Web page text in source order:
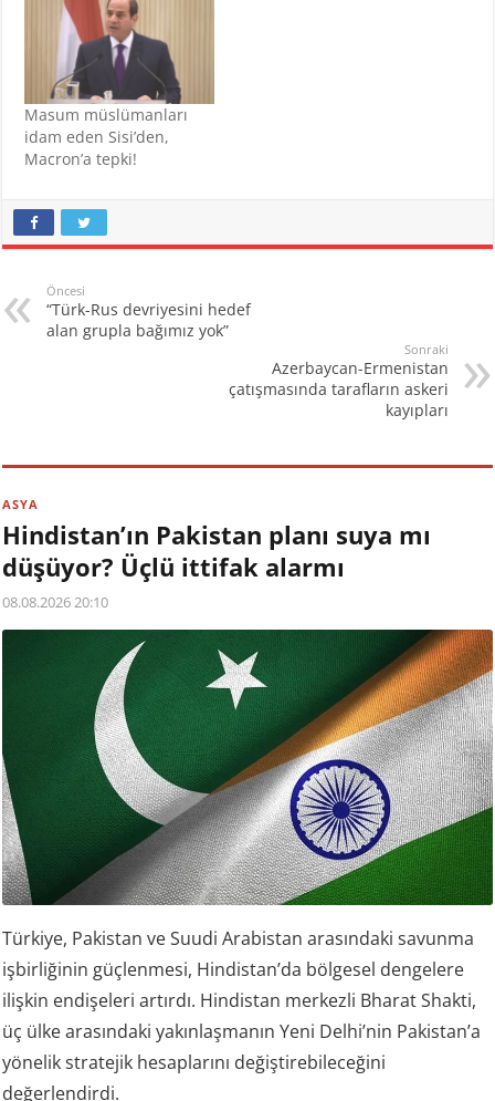
Masum müslümanları
idam eden Sisi’den,
Macron’a tepki!
Öncesi
“Türk-Rus devriyesini hedef
alan grupla bağımız yok”
Sonraki
Azerbaycan-Ermenistan
çatışmasında tarafların askeri
kayıpları
ASYA
Hindistan’ın Pakistan planı suya mı
düşüyor? Üçlü ittifak alarmı
08.08.2026 20:10
Türkiye, Pakistan ve Suudi Arabistan arasındaki savunma
işbirliğinin güçlenmesi, Hindistan’da bölgesel dengelere
ilişkin endişeleri artırdı. Hindistan merkezli Bharat Shakti,
üç ülke arasındaki yakınlaşmanın Yeni Delhi’nin Pakistan’a
yönelik stratejik hesaplarını değiştirebileceğini
değerlendirdi.